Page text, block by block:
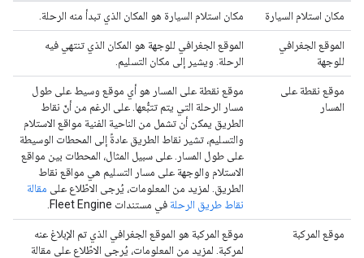
مكان استلام السيارة مكان استلام السيارة هو المكان الذي تبدأ منه الرحلة.
الموقع الجغرافي
للوجهة
الموقع الجغرافي للوجهة هو المكان الذي تنتهي فيه
الرحلة. ويشير إلى مكان التسليم.
موقع نقطة على
المسار
موقع نقطة على المسار هو أي موقع وسيط على طول
مسار الرحلة التي يتم تتبُّعها. على الرغم من أنّ نقاط
الطريق يمكن أن تشمل من الناحية الفنية مواقع الاستلام
والتسليم، تشير نقاط الطريق عادةً إلى المحطات الوسيطة
على طول المسار. على سبيل المثال، المحطات بين مواقع
الاستلام والوجهة على مسار التسليم هي مواقع نقاط
الطريق. لمزيد من المعلومات، يُرجى الاطّلاع على مقالة
نقاط طريق الرحلة في مستندات Fleet Engine.
موقع المركبة
موقع المركبة هو الموقع الجغرافي الذي تم الإبلاغ عنه
لمركبة. لمزيد من المعلومات، يُرجى الاطّلاع على مقالة